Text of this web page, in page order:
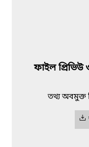
ফাইল প্রিভিউ
তথ্য অবমুক্ত